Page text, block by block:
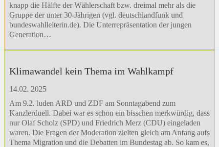
knapp die Hälfte der Wählerschaft bzw. dreimal mehr als die
Gruppe der unter 30-Jährigen (vgl. deutschlandfunk und
bundeswahlleiterin.de). Die Unterrepräsentation der jungen
Generation…
Klimawandel kein Thema im Wahlkampf
14.02. 2025
Am 9.2. luden ARD und ZDF am Sonntagabend zum
Kanzlerduell. Dabei war es schon ein bisschen merkwürdig, dass
nur Olaf Scholz (SPD) und Friedrich Merz (CDU) eingeladen
waren. Die Fragen der Moderation zielten gleich am Anfang aufs
Thema Migration und die Debatten im Bundestag ab. So kam es,